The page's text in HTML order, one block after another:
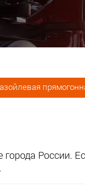
России.